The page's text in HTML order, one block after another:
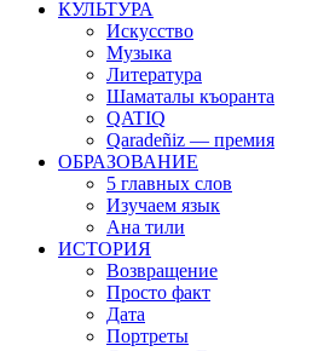
КУЛЬТУРА
Искусство
Музыка
Литература
Шаматалы къоранта
QATIQ
Qaradeñiz — премия
ОБРАЗОВАНИЕ
5 главных слов
Изучаем язык
Ана тили
ИСТОРИЯ
Возвращение
Просто факт
Дата
Портреты